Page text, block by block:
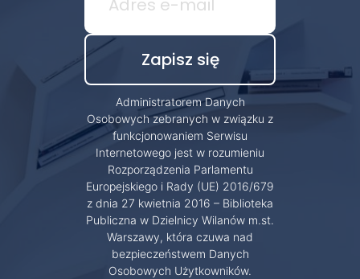
Administratorem Danych
Osobowych zebranych w związku z
funkcjonowaniem Serwisu
Internetowego jest w rozumieniu
Rozporządzenia Parlamentu
Europejskiego i Rady (UE) 2016/679
z dnia 27 kwietnia 2016 – Biblioteka
Publiczna w Dzielnicy Wilanów m.st.
Warszawy, która czuwa nad
bezpieczeństwem Danych
Osobowych Użytkowników.